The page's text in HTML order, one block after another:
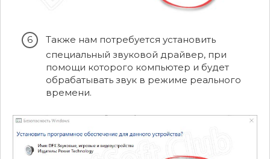
Также нам потребуется установить
специальный звуковой драйвер, при
помощи которого компьютер и будет
обрабатывать звук в режиме реального
времени.